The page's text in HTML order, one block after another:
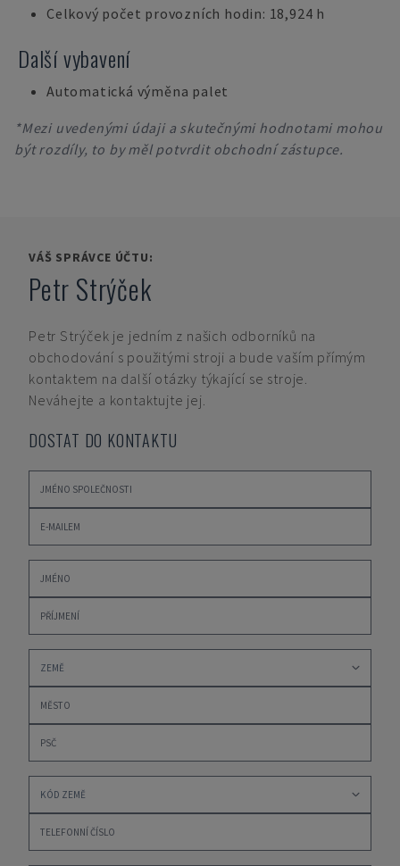
Celkový počet provozních hodin: 18,924 h
Další vybavení
Automatická výměna palet
*Mezi uvedenými údaji a skutečnými hodnotami mohou
být rozdíly, to by měl potvrdit obchodní zástupce.
VÁŠ SPRÁVCE ÚČTU:
Petr Strýček
Petr Strýček je jedním z našich odborníků na
obchodování s použitými stroji a bude vaším přímým
kontaktem na další otázky týkající se stroje.
Neváhejte a kontaktujte jej.
DOSTAT DO KONTAKTU